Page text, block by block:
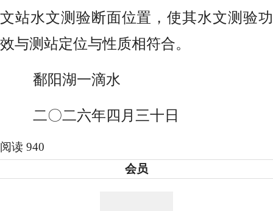
文站水文测验断面位置，使其水文测验功
效与测站定位与性质相符合。
鄱阳湖一滴水
二〇二六年四月三十日
阅读 940
会员